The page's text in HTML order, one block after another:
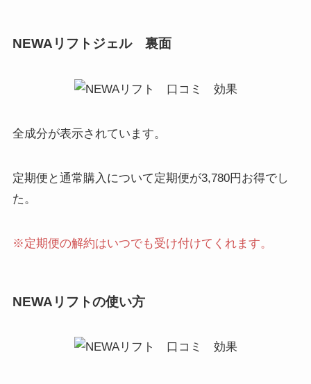
NEWAリフトジェル 裏面
全成分が表示されています。
定期便と通常購入について定期便が3,780円お得でし
た。
※定期便の解約はいつでも受け付けてくれます。
NEWAリフトの使い方